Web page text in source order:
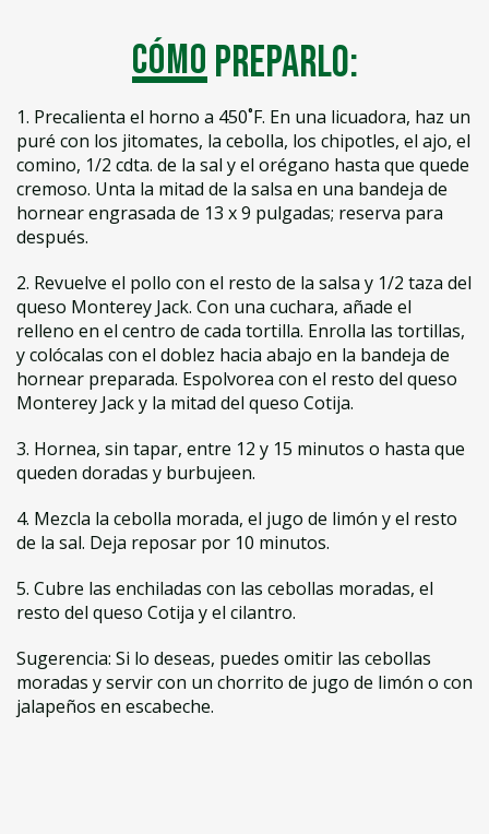
Cómopreparlo:
1. Precalienta el horno a 450˚F. En una licuadora, haz un
puré con los jitomates, la cebolla, los chipotles, el ajo, el
comino, 1/2 cdta. de la sal y el orégano hasta que quede
cremoso. Unta la mitad de la salsa en una bandeja de
hornear engrasada de 13 x 9 pulgadas; reserva para
después.
2. Revuelve el pollo con el resto de la salsa y 1/2 taza del
queso Monterey Jack. Con una cuchara, añade el
relleno en el centro de cada tortilla. Enrolla las tortillas,
y colócalas con el doblez hacia abajo en la bandeja de
hornear preparada. Espolvorea con el resto del queso
Monterey Jack y la mitad del queso Cotija.
3. Hornea, sin tapar, entre 12 y 15 minutos o hasta que
queden doradas y burbujeen.
4. Mezcla la cebolla morada, el jugo de limón y el resto
de la sal. Deja reposar por 10 minutos.
5. Cubre las enchiladas con las cebollas moradas, el
resto del queso Cotija y el cilantro.
Sugerencia: Si lo deseas, puedes omitir las cebollas
moradas y servir con un chorrito de jugo de limón o con
jalapeños en escabeche.